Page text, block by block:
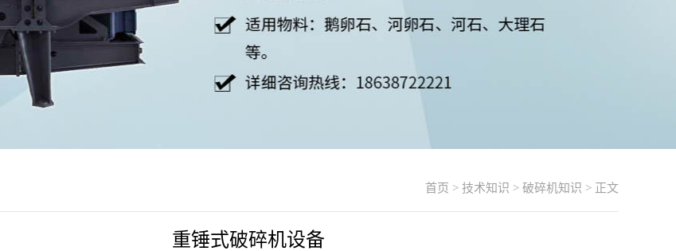
首页 > 技术知识 > 破碎机知识 > 正文
重锤式破碎机设备